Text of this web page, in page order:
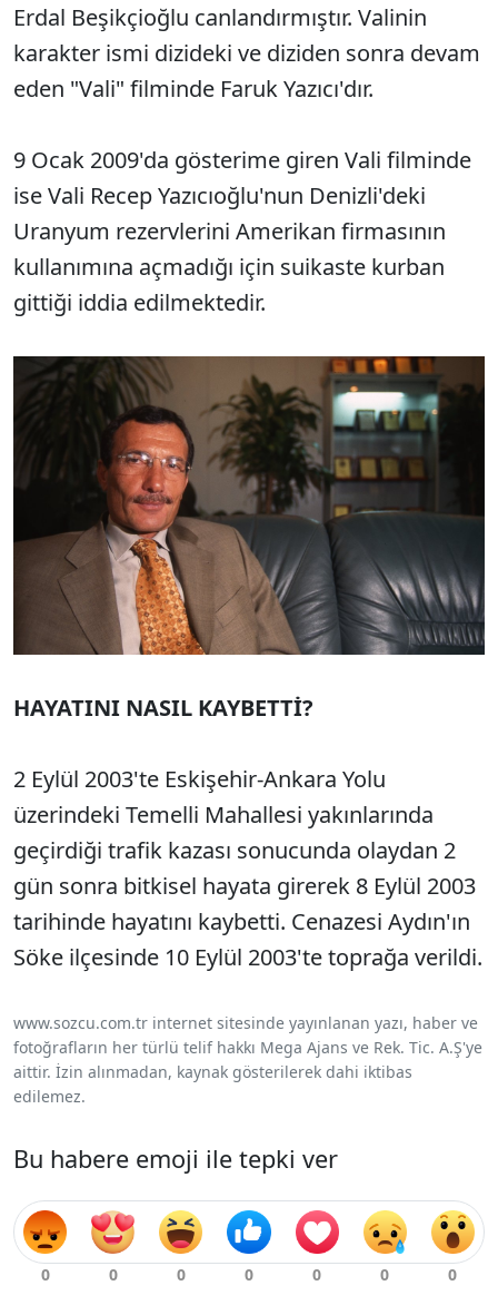
Erdal Beşikçioğlu canlandırmıştır. Valinin
karakter ismi dizideki ve diziden sonra devam
eden "Vali" filminde Faruk Yazıcı'dır.
9 Ocak 2009'da gösterime giren Vali filminde
ise Vali Recep Yazıcıoğlu'nun Denizli'deki
Uranyum rezervlerini Amerikan firmasının
kullanımına açmadığı için suikaste kurban
gittiği iddia edilmektedir.
HAYATINI NASIL KAYBETTİ?
2 Eylül 2003'te Eskişehir-Ankara Yolu
üzerindeki Temelli Mahallesi yakınlarında
geçirdiği trafik kazası sonucunda olaydan 2
gün sonra bitkisel hayata girerek 8 Eylül 2003
tarihinde hayatını kaybetti. Cenazesi Aydın'ın
Söke ilçesinde 10 Eylül 2003'te toprağa verildi.
www.sozcu.com.tr internet sitesinde yayınlanan yazı, haber ve
fotoğrafların her türlü telif hakkı Mega Ajans ve Rek. Tic. A.Ş'ye
aittir. İzin alınmadan, kaynak gösterilerek dahi iktibas
edilemez.
Bu habere emoji ile tepki ver